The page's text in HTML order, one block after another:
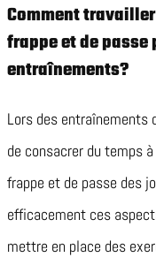
Comment
frappe et de passe
entraînements?
Lors des
de consacrer du temps
frappe et de passe des
efficacement ces
mettre en place des